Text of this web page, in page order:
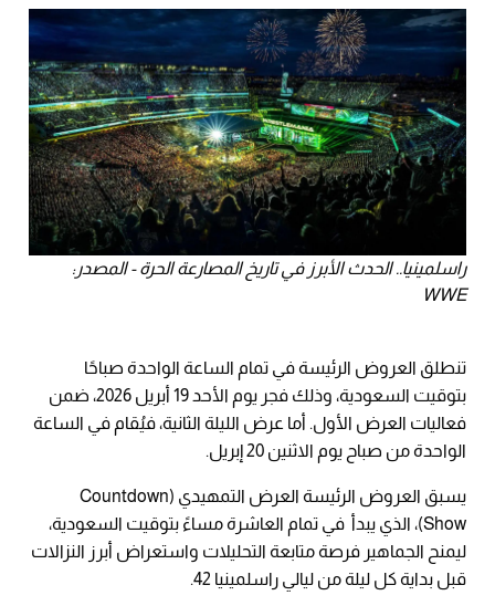
راسلمينيا.. الحدث الأبرز في تاريخ المصارعة الحرة - المصدر:
WWE
تنطلق العروض الرئيسة في تمام الساعة الواحدة صباحًا
بتوقيت السعودية، وذلك فجر يوم الأحد 19 أبريل 2026، ضمن
فعاليات العرض الأول. أما عرض الليلة الثانية، فيُقام في الساعة
الواحدة من صباح يوم الاثنين 20 إبريل.
يسبق العروض الرئيسة العرض التمهيدي (Countdown
Show)، الذي يبدأ في تمام العاشرة مساءً بتوقيت السعودية،
ليمنح الجماهير فرصة متابعة التحليلات واستعراض أبرز النزالات
قبل بداية كل ليلة من ليالي راسلمينيا 42.